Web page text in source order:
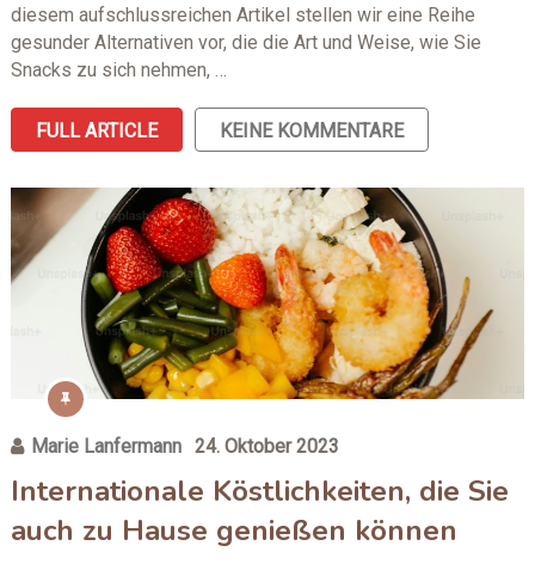
diesem aufschlussreichen Artikel stellen wir eine Reihe
gesunder Alternativen vor, die die Art und Weise, wie Sie
Snacks zu sich nehmen, …
FULL ARTICLE KEINE KOMMENTARE
Marie Lanfermann 24. Oktober 2023
Internationale Köstlichkeiten, die Sie
auch zu Hause genießen können